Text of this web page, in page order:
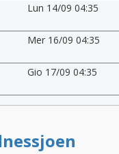
Lun 14/09 04:35
Mer 16/09 04:35
Gio 17/09 04:35